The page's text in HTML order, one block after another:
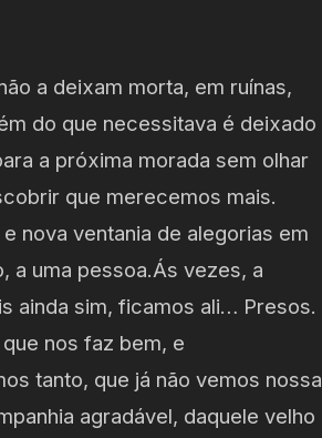
a deixam morta, em ruínas,
do que necessitava é deixado
a próxima morada sem olhar
que merecemos mais.
nova ventania de alegorias em
a uma pessoa.Ás vezes, a
ainda sim, ficamos ali… Presos.
nos faz bem, e
tanto, que já não vemos nossa
agradável, daquele velho